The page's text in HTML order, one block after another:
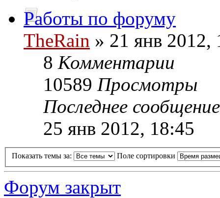
Работы по форуму
TheRain » 21 янв 2012,
8 Комментарии
10589 Просмотры
Последнее
25 янв 2012, 18:45
Показать темы за: Поле сортировки
Форум закрыт